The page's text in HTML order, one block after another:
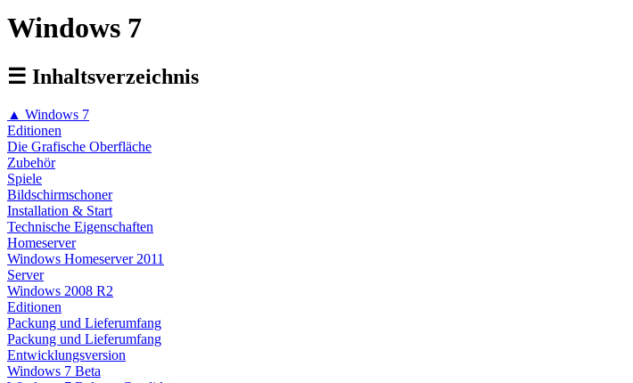
Windows 7
☰ Inhaltsverzeichnis
▲ Windows 7
Editionen
Die Grafische Oberfläche
Zubehör
Spiele
Bildschirmschoner
Installation & Start
Technische Eigenschaften
Homeserver
Windows Homeserver 2011
Server
Windows 2008 R2
Editionen
Packung und Lieferumfang
Packung und Lieferumfang
Entwicklungsversion
Windows 7 Beta